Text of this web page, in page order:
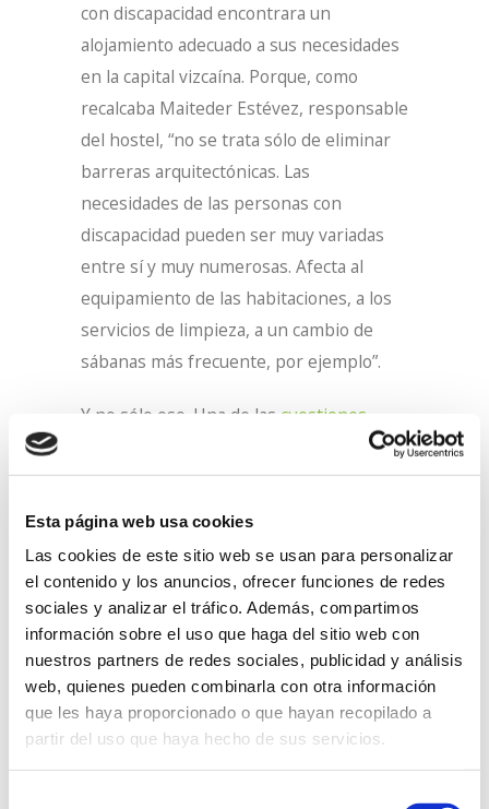
Esta página web usa cookies
Las cookies de este sitio web se usan para personalizar
el contenido y los anuncios, ofrecer funciones de redes
sociales y analizar el tráfico. Además, compartimos
información sobre el uso que haga del sitio web con
nuestros partners de redes sociales, publicidad y análisis
web, quienes pueden combinarla con otra información
que les haya proporcionado o que hayan recopilado a
partir del uso que haya hecho de sus servicios.
con discapacidad encontrara un
alojamiento adecuado a sus necesidades
en la capital vizcaína. Porque, como
recalcaba Maiteder Estévez, responsable
del hostel, “no se trata sólo de eliminar
barreras arquitectónicas. Las
necesidades de las personas con
discapacidad pueden ser muy variadas
entre sí y muy numerosas. Afecta al
equipamiento de las habitaciones, a los
servicios de limpieza, a un cambio de
sábanas más frecuente, por ejemplo”.
Y no sólo eso. Una de las cuestiones
por las personas que se
alojan en nuestro hostel es la atención
del personal que trabaja aquí. “Las
en el hostel más que un alojamiento
adaptado. Encuentran un equipo de
personas que les atiende conociendo de
primera mano sus necesidades, sus
puntos de vista. Hay una empatía que se
deja notar. Eso es lo que marca la